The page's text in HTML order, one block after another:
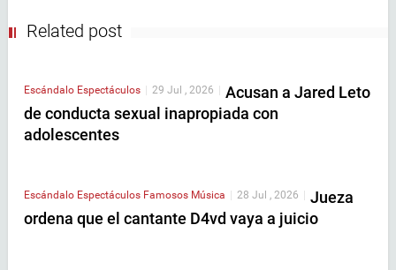
Related post
Escándalo Espectáculos 29 Jul , 2026
Acusan a Jared Leto
de conducta sexual inapropiada con
adolescentes
Escándalo Espectáculos Famosos Música | 28 Jul , 2026 | Jueza
ordena que el cantante D4vd vaya a juicio